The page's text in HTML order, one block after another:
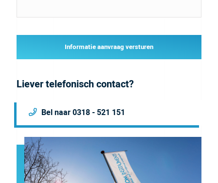
Informatie aanvraag versturen
Liever telefonisch contact?
Bel naar 0318 - 521 151